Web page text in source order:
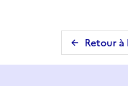
Retour à